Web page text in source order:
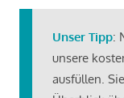
Unser Tipp:
unsere
ausfüllen.